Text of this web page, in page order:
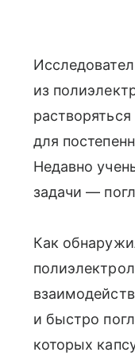
из
для
Недавно
задачи —
Как
и быстро
которых